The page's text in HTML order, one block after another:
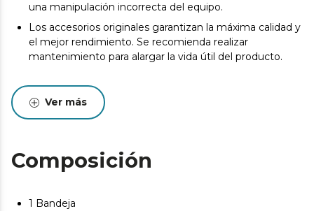
una manipulación incorrecta del equipo.
Los accesorios originales garantizan la máxima calidad y
el mejor rendimiento. Se recomienda realizar
mantenimiento para alargar la vida útil del producto.
Ver más
Composición
1 Bandeja